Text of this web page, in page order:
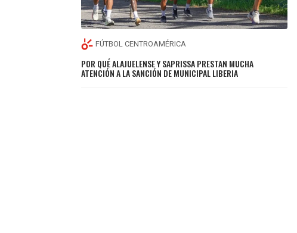
FÚTBOL CENTROAMÉRICA
POR QUÉ ALAJUELENSE Y SAPRISSA PRESTAN MUCHA
ATENCIÓN A LA SANCIÓN DE MUNICIPAL LIBERIA